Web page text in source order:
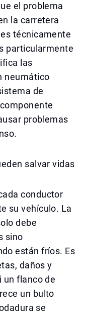
el problema
la carretera
técnicamente
particularmente
las
neumático
de
problemas
salvar vidas
conductor
su vehículo. La
debe
sino
están fríos. Es
daños y
un flanco de
un bulto
se